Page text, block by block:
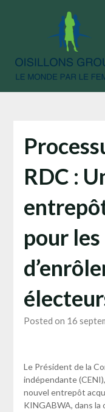
RDC :
pour
Posted on 16
Le Président de la
indépendante
nouvel entrepôt
KINGABWA, dans la